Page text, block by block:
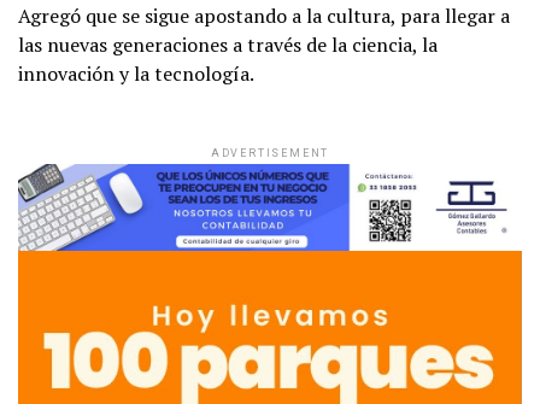
Agregó que se sigue apostando a la cultura, para llegar a
las nuevas generaciones a través de la ciencia, la
innovación y la tecnología.
ADVERTISEMENT